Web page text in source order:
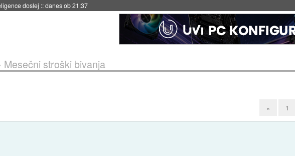
inteligence::danes ob 21:23
Mesečni stroški bivanja
« 1